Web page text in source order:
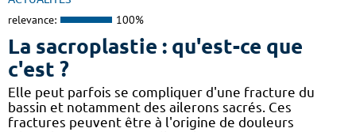
relevance: 100%
La sacroplastie : qu'est-ce que
c'est ?
Elle peut parfois se compliquer d'une fracture du
bassin et notamment des ailerons sacrés. Ces
fractures peuvent être à l'origine de douleurs